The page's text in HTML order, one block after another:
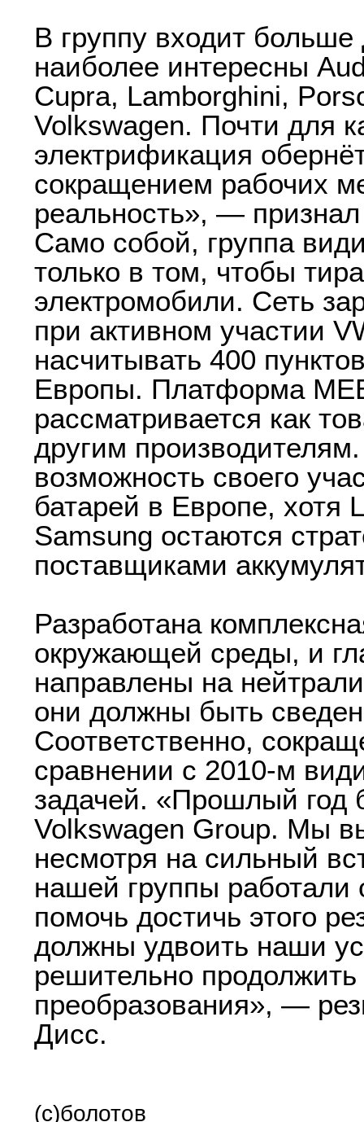
В группу входит
наиболее интересны
Cupra, Lamborghini,
Volkswagen. Почти для
электрификация
сокращением рабочих
реальность», —
Само собой, группа
только в том, чтобы
электромобили. Сеть
при активном участии
насчитывать 400
Европы. Платформа
рассматривается как
другим
возможность своего
батарей в Европе, хотя
Samsung остаются
поставщиками
Разработана
окружающей среды, и
направлены на
они должны быть
Соответственно,
сравнении с 2010-м
задачей. «Прошлый
Volkswagen Group. Мы
несмотря на сильный
нашей группы работали
помочь достичь этого
должны удвоить наши
решительно
преобразования», —
Дисс.
(с)болотов